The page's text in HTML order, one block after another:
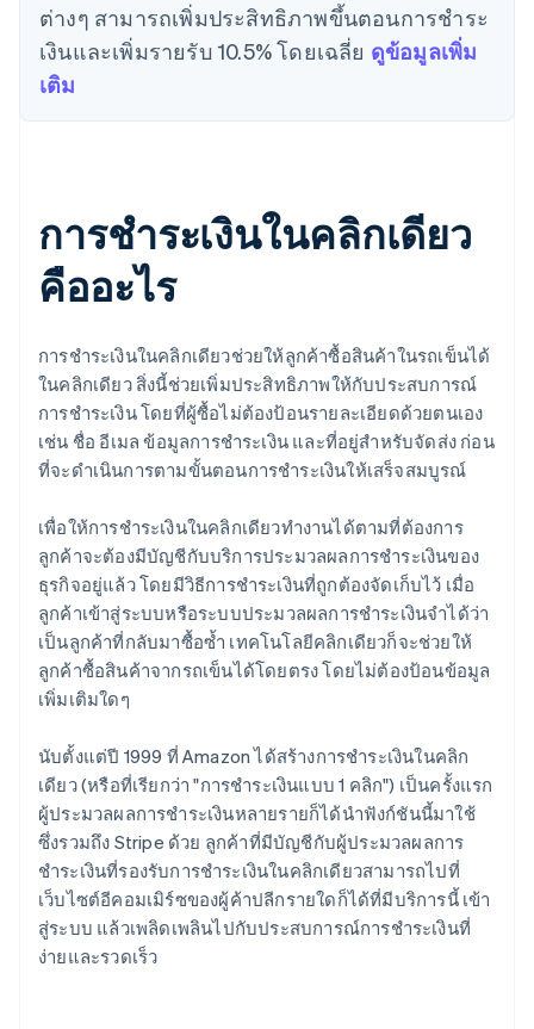
ต่างๆ สามารถเพิ่มประสิทธิภาพขึ้นตอนการชําระ
เงินและเพิ่มรายรับ 10.5% โดยเฉลี่ย ดูข้อมูลเพิ่ม
เติม
การชำระเงินในคลิกเดียว
คืออะไร
การชำระเงินในคลิกเดียวช่วยให้ลูกค้าซื้อสินค้าในรถเข็นได้
ในคลิกเดียว สิ่งนี้ช่วยเพิ่มประสิทธิภาพให้กับประสบการณ์
การชำระเงิน โดยที่ผู้ซื้อไม่ต้องป้อนรายละเอียดด้วยตนเอง
เช่น ชื่อ อีเมล ข้อมูลการชำระเงิน และที่อยู่สำหรับจัดส่ง ก่อน
ที่จะดำเนินการตามขั้นตอนการชำระเงินให้เสร็จสมบูรณ์
เพื่อให้การชำระเงินในคลิกเดียวทำงานได้ตามที่ต้องการ
ลูกค้าจะต้องมีบัญชีกับบริการประมวลผลการชำระเงินของ
ธุรกิจอยู่แล้ว โดยมีวิธีการชำระเงินที่ถูกต้องจัดเก็บไว้ เมื่อ
ลูกค้าเข้าสู่ระบบหรือระบบประมวลผลการชำระเงินจำได้ว่า
เป็นลูกค้าที่กลับมาซื้อซ้ำ เทคโนโลยีคลิกเดียวก็จะช่วยให้
ลูกค้าซื้อสินค้าจากรถเข็นได้โดยตรง โดยไม่ต้องป้อนข้อมูล
เพิ่มเติมใดๆ
นับตั้งแต่ปี 1999 ที่ Amazon ได้สร้างการชำระเงินในคลิก
เดียว (หรือที่เรียกว่า "การชำระเงินแบบ 1 คลิก") เป็นครั้งแรก
ผู้ประมวลผลการชำระเงินหลายรายก็ได้นำฟังก์ชันนี้มาใช้
ซึ่งรวมถึง Stripe ด้วย ลูกค้าที่มีบัญชีกับผู้ประมวลผลการ
ชำระเงินที่รองรับการชำระเงินในคลิกเดียวสามารถไปที่
เว็บไซต์อีคอมเมิร์ซของผู้ค้าปลีกรายใดก็ได้ที่มีบริการนี้ เข้า
สู่ระบบ แล้วเพลิดเพลินไปกับประสบการณ์การชำระเงินที่
ง่ายและรวดเร็ว